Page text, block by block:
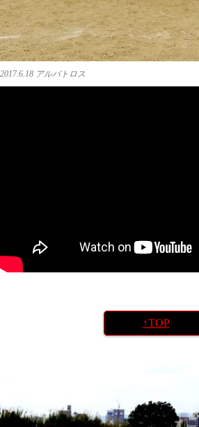
2017.6.18 アルバトロス
↑TOP